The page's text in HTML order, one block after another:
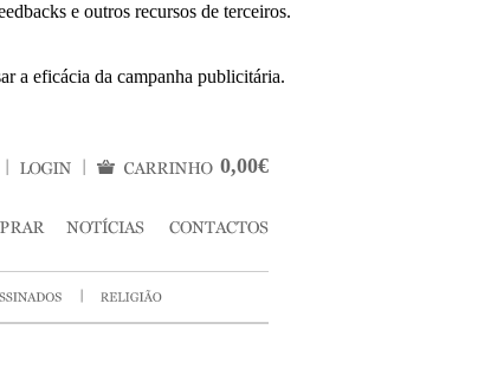
e outros recursos de terceiros.
a eficácia da campanha publicitária.
0,00€